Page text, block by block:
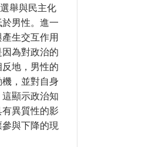
舉與民主化
男性。進一
生交互作用
為對政治的
地，男性的
，並對自身
顯示政治知
異質性的影
與下降的現